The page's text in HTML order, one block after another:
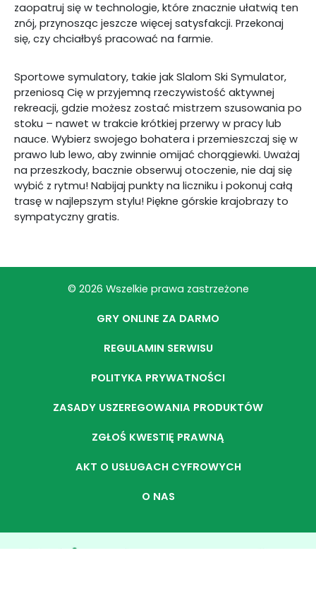
zaopatruj się w technologie, które znacznie ułatwią ten
znój, przynosząc jeszcze więcej satysfakcji. Przekonaj
się, czy chciałbyś pracować na farmie.
Sportowe symulatory, takie jak Slalom Ski Symulator,
przeniosą Cię w przyjemną rzeczywistość aktywnej
rekreacji, gdzie możesz zostać mistrzem szusowania po
stoku – nawet w trakcie krótkiej przerwy w pracy lub
nauce. Wybierz swojego bohatera i przemieszczaj się w
prawo lub lewo, aby zwinnie omijać chorągiewki. Uważaj
na przeszkody, bacznie obserwuj otoczenie, nie daj się
wybić z rytmu! Nabijaj punkty na liczniku i pokonuj całą
trasę w najlepszym stylu! Piękne górskie krajobrazy to
sympatyczny gratis.
© 2026 Wszelkie prawa zastrzeżone
GRY ONLINE ZA DARMO
REGULAMIN SERWISU
POLITYKA PRYWATNOŚCI
ZASADY USZEREGOWANIA PRODUKTÓW
ZGŁOŚ KWESTIĘ PRAWNĄ
AKT O USŁUGACH CYFROWYCH
O NAS